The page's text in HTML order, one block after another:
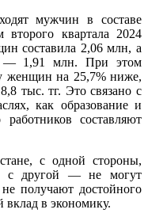
мужчин в составе
второго квартала 2024
составила 2,06 млн, а
— 1,91 млн. При этом
женщин на 25,7% ниже,
тыс. тг. Это связано с
как образование и
работников составляют
с одной стороны,
с другой — не могут
получают достойного
вклад в экономику.